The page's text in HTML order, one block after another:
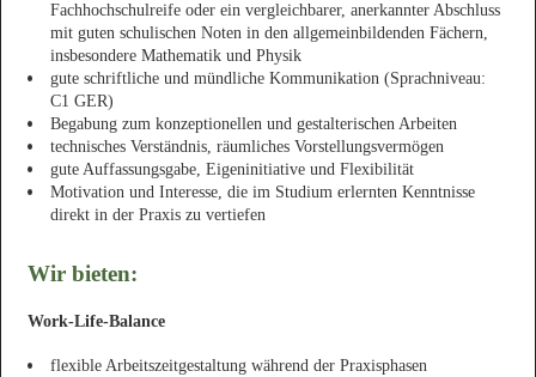
Fachhochschulreife oder ein vergleichbarer, anerkannter Abschluss
mit guten schulischen Noten in den allgemeinbildenden Fächern,
insbesondere Mathematik und Physik
gute schriftliche und mündliche Kommunikation (Sprachniveau:
C1 GER)
Begabung zum konzeptionellen und gestalterischen Arbeiten
technisches Verständnis, räumliches Vorstellungsvermögen
gute Auffassungsgabe, Eigeninitiative und Flexibilität
Motivation und Interesse, die im Studium erlernten Kenntnisse
direkt in der Praxis zu vertiefen
Wir bieten:
Work-Life-Balance
flexible Arbeitszeitgestaltung während der Praxisphasen